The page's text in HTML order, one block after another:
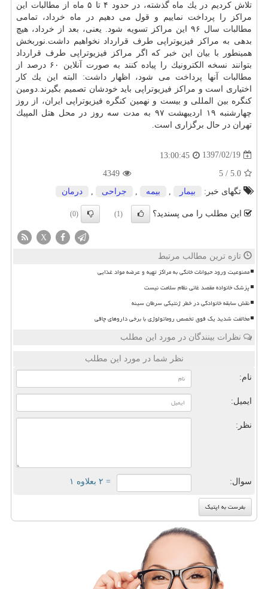
تلاش كردیم در یك ماه گذشته، در حدود ۴ تا ۵ ماه از مطالبات این
مراكز را پرداخت نماییم و قول می دهیم در ماه خرداد، تمامی
مطالبات سال ۹۶ این مراكز تسویه شود. یعنی، بعد از خرداد، هیچ
بدهی به مراكز فیزیوتراپی طرف قرارداد نخواهیم داشت.نوربخش
همینطور با بیان این خبر كه اگر مراكز فیزیوتراپی طرف قرارداد
بتوانند نسخه الكترونیك را پیاده كنند به صورت آنلاین ۶۰ درصد از
مطالبات آنها پرداخت می شود، اظهار داشت: البته این یك كار
اختیاری است و مراكز فیزیوتراپی باید خودشان تصمیم بگیرند.دومین
كنگره بین المللی و بیست و نهمین كنگره فیزیوتراپی ایران، از روز
چهارشنبه ۱۹ اردیبهشت ۹۷ به مدت سه روز در محل هتل المپیك
تهران در حال برگزاری است.
1397/02/19
13:00:45
5.0
/
5
4349
تگهای خبر:
بیمار بیمه جراحی درمان
این مطلب را می پسندید؟ (1)
(0)
X
تازه ترین مطالب مرتبط
ممنوعیت ورود حیوانات خانگی به مراکز تهیه و عرضه مواد غذایی
پزشک خانواده مقصد غائی نظام سلامت نیست
نقش سابقه خانوادگی در خطر ژنتیکی سرطان سینه
مخالفت شدید یک فوق تخصص روماتولوژی با برخی داروهای چاقی
نظرات بینندگان در مورد این مطلب
نظر شما در مورد این مطلب
نام:
ایمیل:
نظر:
سوال: = ۲ بعلاوه ۱